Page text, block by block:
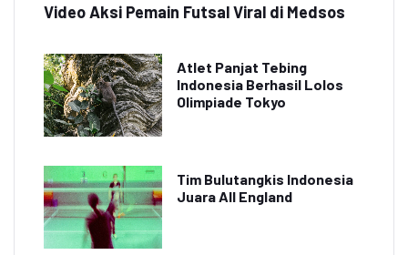
Video Aksi Pemain Futsal Viral di Medsos
Atlet Panjat Tebing
Indonesia Berhasil Lolos
Olimpiade Tokyo
Tim Bulutangkis Indonesia
Juara All England